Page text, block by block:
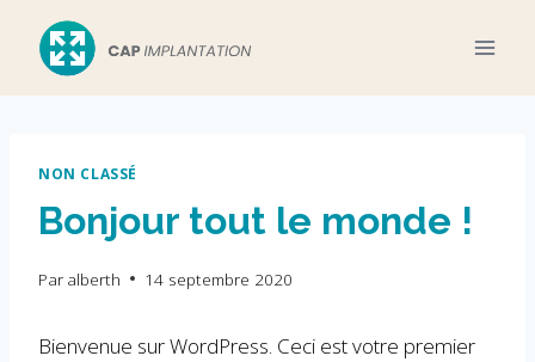
contenu
NON CLASSÉ
Bonjour tout le monde !
Par alberth 14 septembre 2020
Bienvenue sur WordPress. Ceci est votre premier